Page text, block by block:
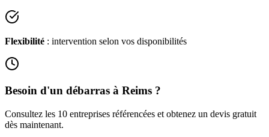
Flexibilité : intervention selon vos disponibilités
Besoin d'un débarras à Reims ?
Consultez les 10 entreprises référencées et obtenez un devis gratuit
dès maintenant.